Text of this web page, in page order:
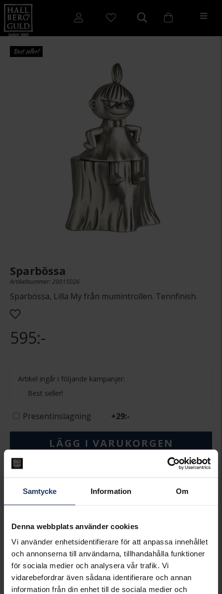
Samtycke Information Om
Denna webbplats använder cookies
Vi använder enhetsidentifierare för att anpassa innehållet
och annonserna till användarna, tillhandahålla funktioner
för sociala medier och analysera vår trafik. Vi
vidarebefordrar även sådana identifierare och annan
information från din enhet till de sociala medier och
Best seller!
Sparbössa
Artikelnummer: 20015026
Sparbössa, Lilla My från mumintrollen. Tennfinish.
595:-
Artikel ingår i följande kampanjer:
Best seller!
Presentinslagning +29:-
LÄGG I VARUKORGEN
Lagervara.
Öppet köp i 30 dagar vid onlineköp.
INFO
LÄNGD CA (CM)
10.5
MATERIAL
Tennfinish
DETALJER
Tennbehandlad
Matchande produkter och andra varianter